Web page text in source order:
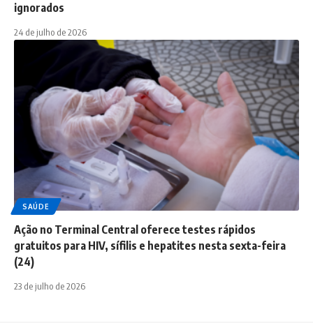
ignorados
24 de julho de 2026
SAÚDE
Ação no Terminal Central oferece testes rápidos
gratuitos para HIV, sífilis e hepatites nesta sexta-feira
(24)
23 de julho de 2026